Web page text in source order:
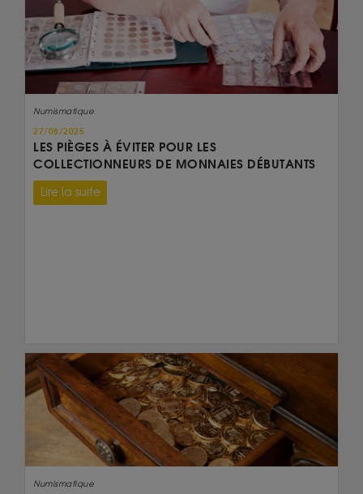
Numismatique
27/08/2025
LES PIÈGES À ÉVITER POUR LES
COLLECTIONNEURS DE MONNAIES DÉBUTANTS
Lire la suite
Numismatique